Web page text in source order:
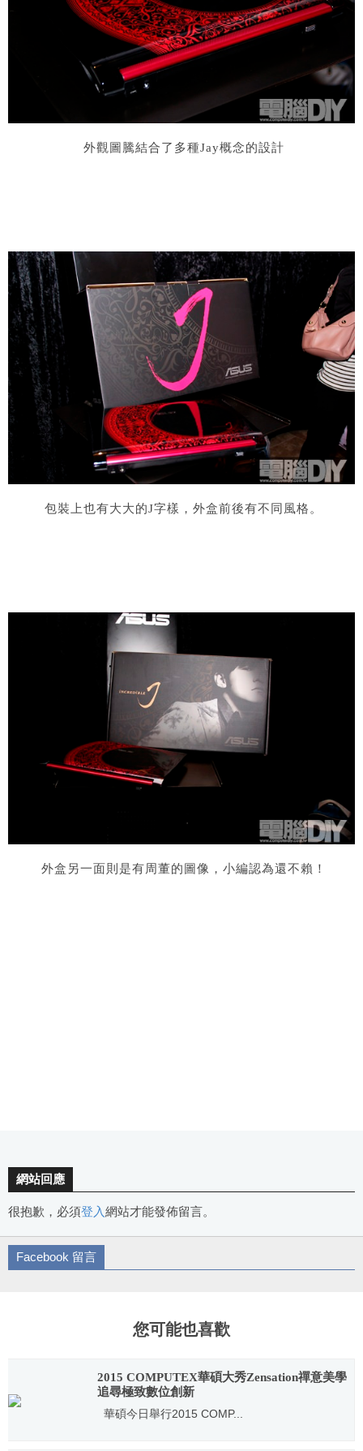
外觀圖騰結合了多種Jay概念的設計
包裝上也有大大的J字樣，外盒前後有不同風格。
外盒 另一面則是有周董的圖像，小編認為還不賴！
網站回應
很抱歉，必須登入網站才能發佈留言。
Facebook 留言
您可能也喜歡
2015 COMPUTEX華碩大秀Zensation禪意美學
追尋極致數位創新
華碩今日舉行2015 COMP...